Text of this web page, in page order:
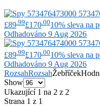
£89 .99£170 .0010% sleva na
Odhadováno 9 Aug 2026
£89 .99£170 .0010% sleva na
Odhadováno 9 Aug 2026
RozsahRozsahŽebříček
Show
Ukazující 1 na 2 z 2
Strana 1 z 1